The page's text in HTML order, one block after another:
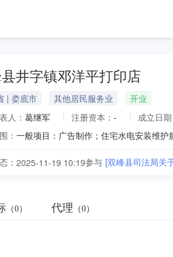
井字镇邓洋平打印店
| 娄底市 其他居民服务业
开业
人： 葛继军 注册资本： -
成立日
：
： 2025-11-19 10:19参与 [双峰县司法局关
（0） 代理 （0）